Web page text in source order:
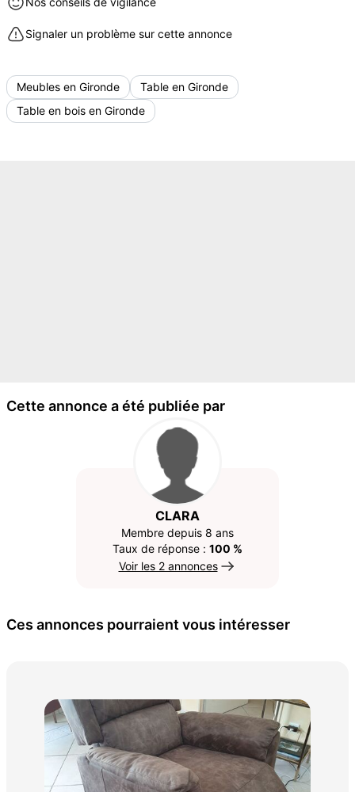
Signaler un problème sur cette annonce
Meubles en Gironde
Table en Gironde
Table en bois en Gironde
Cette annonce a été publiée par
CLARA
Membre depuis 8 ans
Taux de réponse : 100 %
Voir les 2 annonces
Ces annonces pourraient vous intéresser